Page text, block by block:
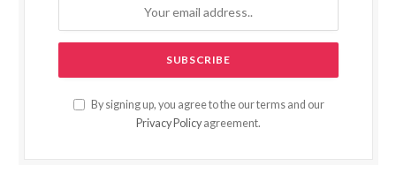
By signing up, you agree to the our terms and our
Privacy Policy agreement.